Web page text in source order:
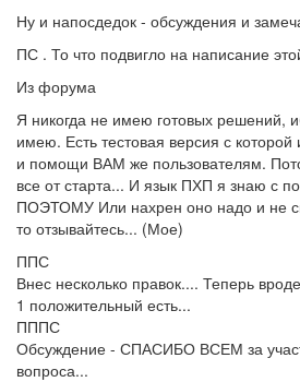
Ну и напосдедок - обсуждения и
ПС . То что подвигло на написание
Из форума
Я никогда не имею готовых решений,
имею. Есть тестовая версия с
и помощи ВАМ же пользователям.
все от старта... И язык ПХП я знаю с
ПОЭТОМУ Или нахрен оно надо и не
то отзывайтесь... (Мое)
ППС
Внес несколько правок.... Теперь
1 положительный есть...
ПППС
Обсуждение - СПАСИБО ВСЕМ за
вопроса...